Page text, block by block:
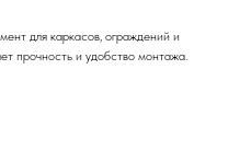
для каркасов, ограждений и
прочность и удобство монтажа.